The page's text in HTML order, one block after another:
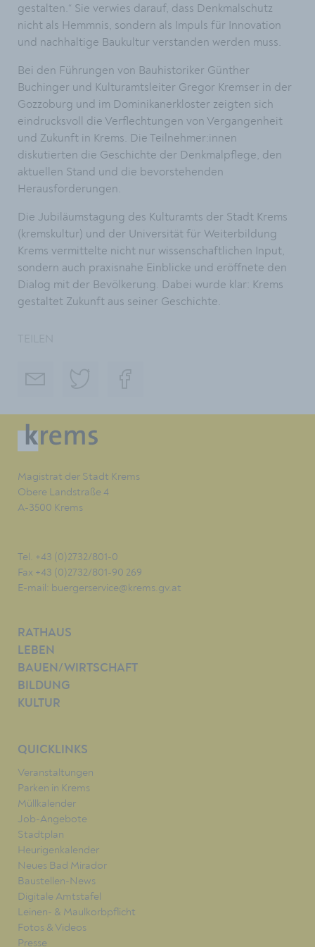
gestalten.“ Sie verwies darauf, dass Denkmalschutz
nicht als Hemmnis, sondern als Impuls für Innovation
und nachhaltige Baukultur verstanden werden muss.
Bei den Führungen von Bauhistoriker Günther
Buchinger und Kulturamtsleiter Gregor Kremser in der
Gozzoburg und im Dominikanerkloster zeigten sich
eindrucksvoll die Verflechtungen von Vergangenheit
und Zukunft in Krems. Die Teilnehmer:innen
diskutierten die Geschichte der Denkmalpflege, den
aktuellen Stand und die bevorstehenden
Herausforderungen.
Die Jubiläumstagung des Kulturamts der Stadt Krems
(kremskultur) und der Universität für Weiterbildung
Krems vermittelte nicht nur wissenschaftlichen Input,
sondern auch praxisnahe Einblicke und eröffnete den
Dialog mit der Bevölkerung. Dabei wurde klar: Krems
gestaltet Zukunft aus seiner Geschichte.
Magistrat der Stadt Krems
Obere Landstraße 4
A-3500 Krems
Tel. +43 (0)2732/801-0
Fax +43 (0)2732/801-90 269
E-mail: buergerservice@krems.gv.at
RATHAUS
LEBEN
BAUEN/WIRTSCHAFT
BILDUNG
KULTUR
QUICKLINKS
Veranstaltungen
Parken in Krems
Müllkalender
Job-Angebote
Stadtplan
Heurigenkalender
Neues Bad Mirador
Baustellen-News
Digitale Amtstafel
Leinen- & Maulkorbpflicht
Fotos & Videos
Presse